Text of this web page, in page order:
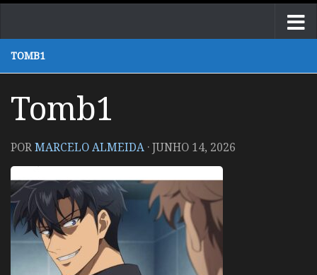
TOMB1
Tomb1
PORMARCELO ALMEIDA ·JUNHO 14, 2026